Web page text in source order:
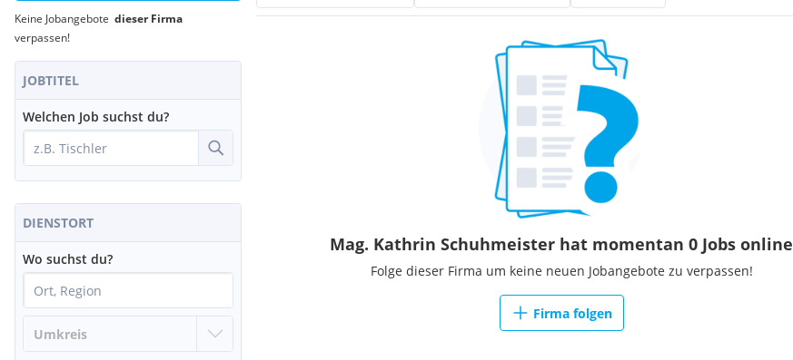
Keine Jobangebote dieser Firma
verpassen!
JOBTITEL
Welchen Job suchst du?
DIENSTORT
Wo suchst du?
Mag. Kathrin Schuhmeister hat momentan 0 Jobs online
Folge dieser Firma um keine neuen Jobangebote zu verpassen!
Firma folgen